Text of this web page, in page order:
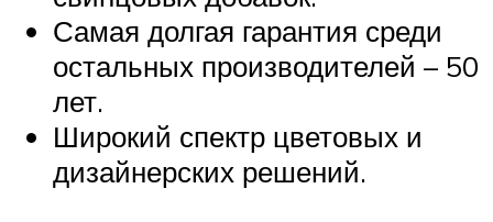
Самая долгая гарантия среди
остальных производителей – 50
лет.
Широкий спектр цветовых и
дизайнерских решений.